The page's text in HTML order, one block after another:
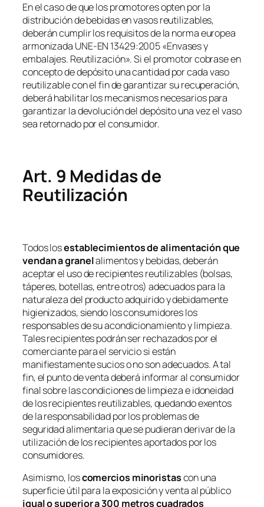
En el caso de que los promotores opten por la
distribución de bebidas en vasos reutilizables,
deberán cumplir los requisitos de la norma europea
armonizada UNE-EN 13429:2005 «Envases y
embalajes. Reutilización». Si el promotor cobrase en
concepto de depósito una cantidad por cada vaso
reutilizable con el fin de garantizar su recuperación,
deberá habilitar los mecanismos necesarios para
garantizar la devolución del depósito una vez el vaso
sea retornado por el consumidor.
Art. 9 Medidas de
Reutilización
Todos losestablecimientos de alimentación que
vendan a granelalimentos y bebidas, deberán
aceptar el uso de recipientes reutilizables (bolsas,
táperes, botellas, entre otros) adecuados para la
naturaleza del producto adquirido y debidamente
higienizados, siendo los consumidores los
responsables de su acondicionamiento y limpieza.
Tales recipientes podrán ser rechazados por el
comerciante para el servicio si están
manifiestamente sucios o no son adecuados. A tal
fin, el punto de venta deberá informar al consumidor
final sobre las condiciones de limpieza e idoneidad
de los recipientes reutilizables, quedando exentos
de la responsabilidad por los problemas de
seguridad alimentaria que se pudieran derivar de la
utilización de los recipientes aportados por los
consumidores.
Asimismo, loscomercios minoristascon una
superficie útil para la exposición y venta al público
igual o superior a 300 metros cuadrados